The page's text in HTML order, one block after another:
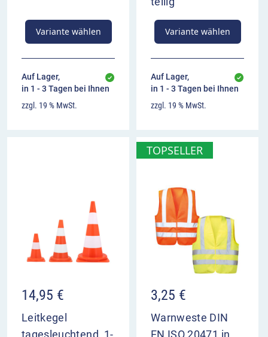
Variante wählen
Auf Lager,
in 1 - 3 Tagen bei Ihnen
zzgl. 19 % MwSt.
Variante wählen
Auf Lager,
in 1 - 3 Tagen bei Ihnen
zzgl. 19 % MwSt.
14,95 €
Leitkegel
tagesleuchtend, 1-
TOPSELLER
3,25 €
Warnweste DIN
EN ISO 20471 in